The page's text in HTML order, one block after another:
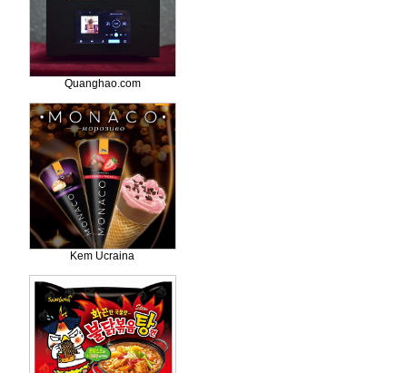
Quanghao.com
Kem Ucraina